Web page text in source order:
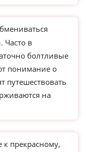
в
болтливые
понимание о
путешествовать
на
прекрасному,